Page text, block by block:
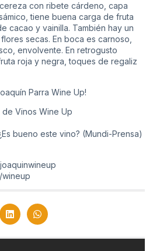
con ribete cárdeno, capa
tiene buena carga de fruta
cacao y vainilla. También hay un
secas. En boca es carnoso,
envolvente. En retrogusto
roja y negra, toques de regaliz
Parra Wine Up!
Vinos Wine Up
bueno este vino? (Mundi-Prensa)
wineup